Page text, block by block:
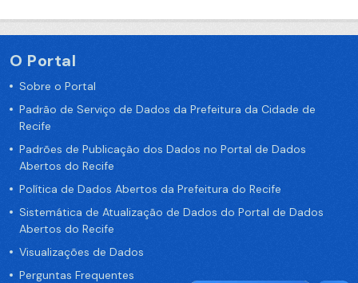
O Portal
Sobre o Portal
Padrão de Serviço de Dados da Prefeitura da Cidade de
Recife
Padrões de Publicação dos Dados no Portal de Dados
Abertos do Recife
Política de Dados Abertos da Prefeitura do Recife
Sistemática de Atualização de Dados do Portal de Dados
Abertos do Recife
Visualizações de Dados
Perguntas Frequentes